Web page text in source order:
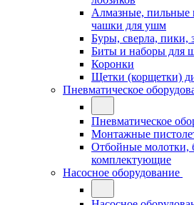
Алмазные, пильные
чашки для ушм
Буры, сверла, пики,
Биты и наборы для
Коронки
Щетки (корщетки)
Пневматическое
Пневматическое
Монтажные
Отбойные молотки,
комплектующие
Насосное оборудование